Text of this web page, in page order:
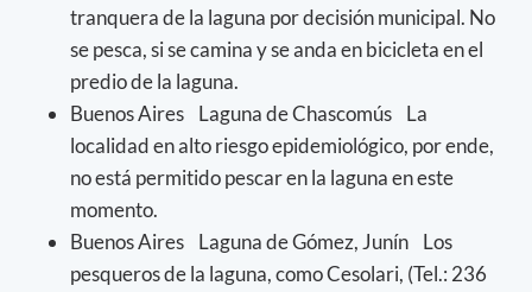
tranquera de la laguna por decisión municipal. No
se pesca, si se camina y se anda en bicicleta en el
predio de la laguna.
Buenos Aires Laguna de Chascomús La
localidad en alto riesgo epidemiológico, por ende,
no está permitido pescar en la laguna en este
momento.
Buenos Aires Laguna de Gómez, Junín Los
pesqueros de la laguna, como Cesolari, (Tel.: 236